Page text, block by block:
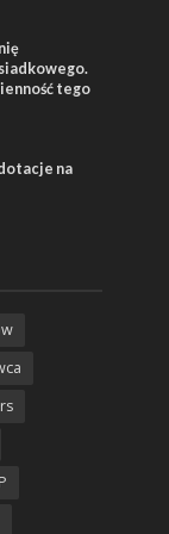
tego
na